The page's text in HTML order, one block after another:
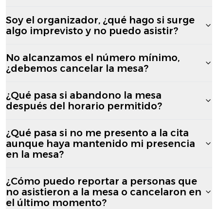
Soy el organizador, ¿qué hago si surge
algo imprevisto y no puedo asistir?
No alcanzamos el número mínimo,
¿debemos cancelar la mesa?
¿Qué pasa si abandono la mesa
después del horario permitido?
¿Qué pasa si no me presento a la cita
aunque haya mantenido mi presencia
en la mesa?
¿Cómo puedo reportar a personas que
no asistieron a la mesa o cancelaron en
el último momento?